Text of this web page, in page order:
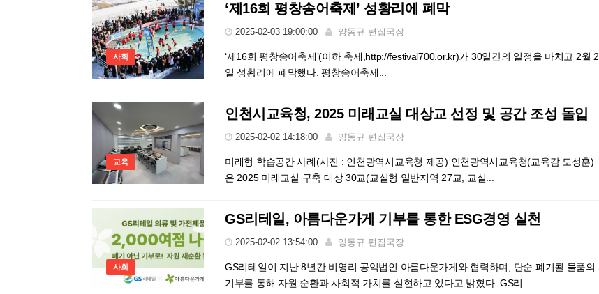
사회
‘제16회 평창송어축제’ 성황리에 폐막
2025-02-03 19:00:00 양동규 편집국장
‘제16회 평창송어축제’(이하 축제,http://festival700.or.kr)가 30일간의 일정을 마치고 2월 2
일 성황리에 폐막했다. 평창송어축제...
교육
인천시교육청, 2025 미래교실 대상교 선정 및 공간 조성 돌입
2025-02-02 14:18:00 양동규 편집국장
미래형 학습공간 사례(사진 : 인천광역시교육청 제공) 인천광역시교육청(교육감 도성훈)
은 2025 미래교실 구축 대상 30교(교실형 일반지역 27교, 교실...
사회
GS리테일, 아름다운가게 기부를 통한 ESG경영 실천
2025-02-02 13:54:00 양동규 편집국장
GS리테일이 지난 8년간 비영리 공익법인 아름다운가게와 협력하며, 단순 폐기될 물품의
기부를 통해 자원 순환과 사회적 가치를 실현하고 있다고 밝혔다. GS리...